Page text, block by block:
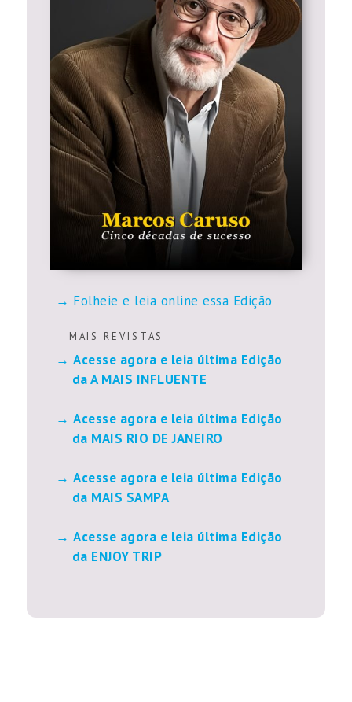
Folheie e leia online essa Edição
M A I S R E V I S T A S
Acesse agora e leia última Edição
da A MAIS INFLUENTE
Acesse agora e leia última Edição
da MAIS RIO DE JANEIRO
Acesse agora e leia última Edição
da MAIS SAMPA
Acesse agora e leia última Edição
da ENJOY TRIP